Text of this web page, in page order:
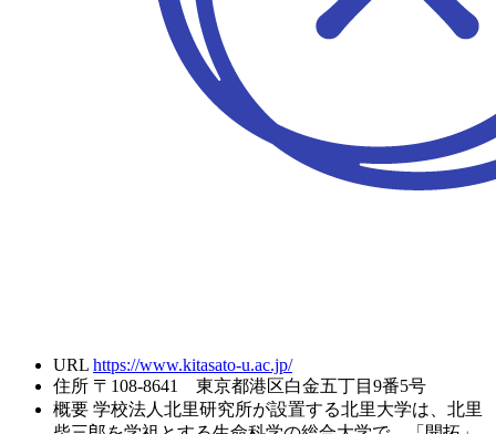
URL https://www.kitasato-u.ac.jp/
住所 〒108-8641 東京都港区白金五丁目9番5号
概要 学校法人北里研究所が設置する北里大学は、北里